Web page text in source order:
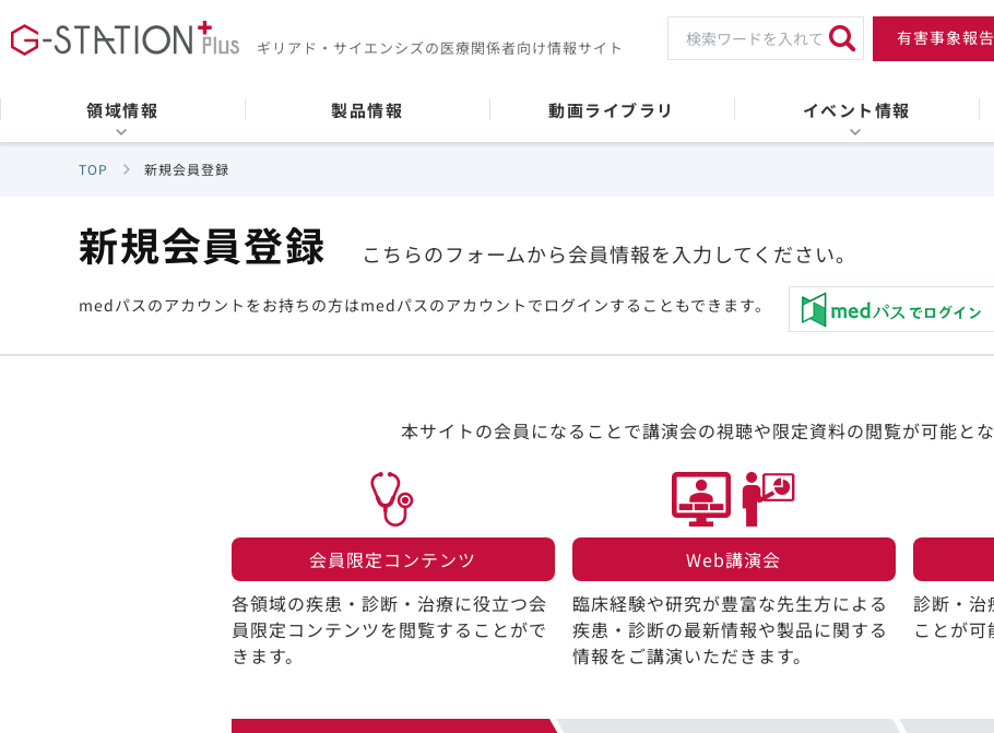
ギリアド・サイエンシズの医療関係者向け情報サイト 有害事象報告
領域情報 製品情報 動画ライブラリ イベント情報
TOP 新規会員登録
新規会員登録 こちらのフォームから会員情報を入力してください。
medパスのアカウントをお持ちの方はmedパスのアカウントでログインすることもできます。
本サイトの会員になることで講演会の視聴や限定資料の閲覧が可能とな
会員限定コンテンツ​
各領域の疾患・診断・治療に役立つ会
員限定コンテンツを閲覧することがで
きます。​
Web講演会​
臨床経験や研究が豊富な先生方による
疾患・診断の最新情報や製品に関する
情報をご講演いただきます。
診断・治
ことが可